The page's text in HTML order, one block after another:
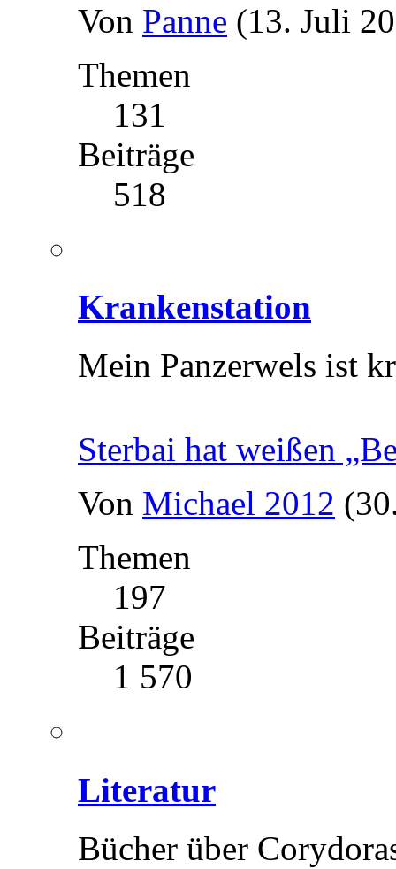
Von Panne (13. Juli
Themen
131
Beiträge
518
Krankenstation
Mein Panzerwels ist
Sterbai hat weißen
Von Michael 2012
Themen
197
Beiträge
1 570
Literatur
Bücher über